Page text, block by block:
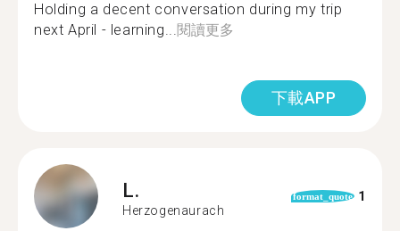
Holding a decent conversation during my trip
next April - learning...閱讀更多
下載APP
L.
Herzogenaurach
format_quote 1